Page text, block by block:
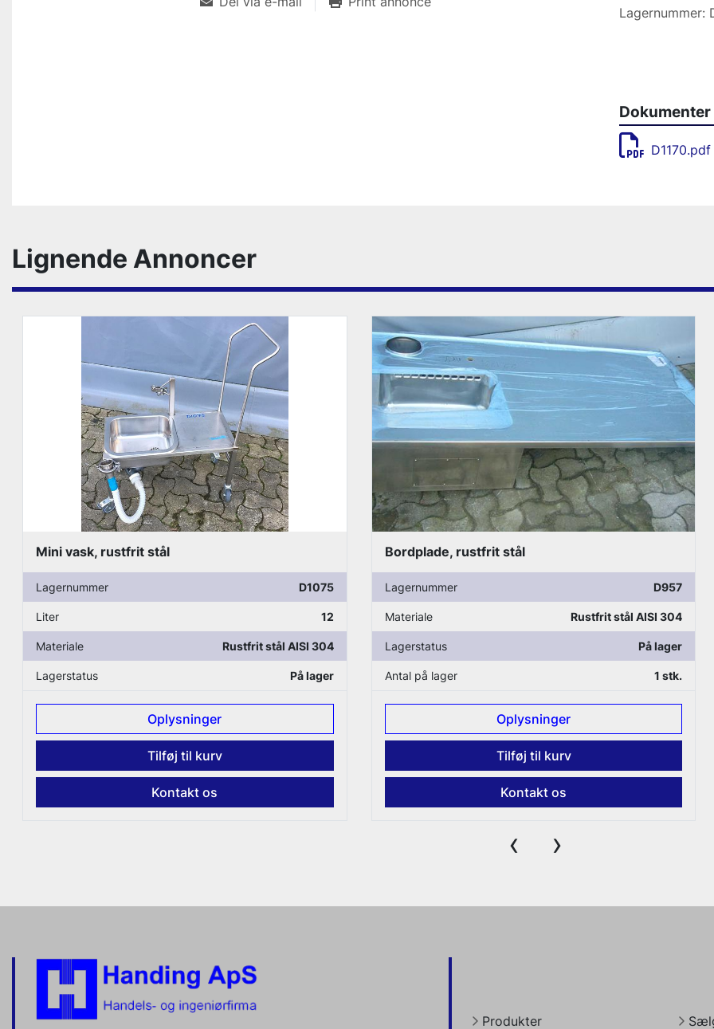
Lagernummer:
Dokumenter
D1170.pdf
Lignende Annoncer
Bordplade, rustfrit stål
Lagernummer D957
Materiale Rustfrit stål AISI 304
Lagerstatus På lager
Antal på lager 1 stk.
Oplysninger
Tilføj til kurv
Kontakt os
Bord, rustfrit stål
Lagernummer D1003
Materiale Rustfrit stål AISI 304
Lagerstatus På lager
Antal på lager 1 stk.
Oplysninger
Tilføj til kurv
Kontakt os
‹ ›
Produkter